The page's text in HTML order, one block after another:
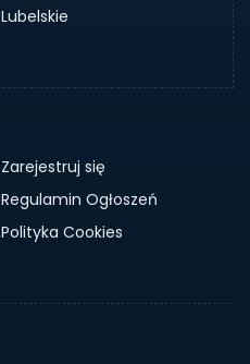
Lubelskie
Zarejestruj się
Regulamin Ogłoszeń
Polityka Cookies